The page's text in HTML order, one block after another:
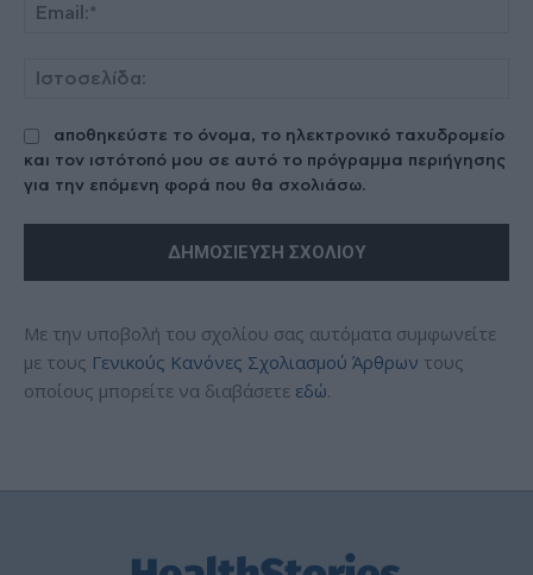
αποθηκεύστε το όνομα, το ηλεκτρονικό ταχυδρομείο
και τον ιστότοπό μου σε αυτό το πρόγραμμα περιήγησης
για την επόμενη φορά που θα σχολιάσω.
Με την υποβολή του σχολίου σας αυτόματα συμφωνείτε
με τους Γενικούς Κανόνες Σχολιασμού Άρθρων τους
οποίους μπορείτε να διαβάσετε εδώ.